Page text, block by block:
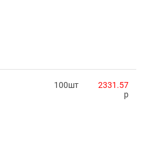
100шт
2331.57
p